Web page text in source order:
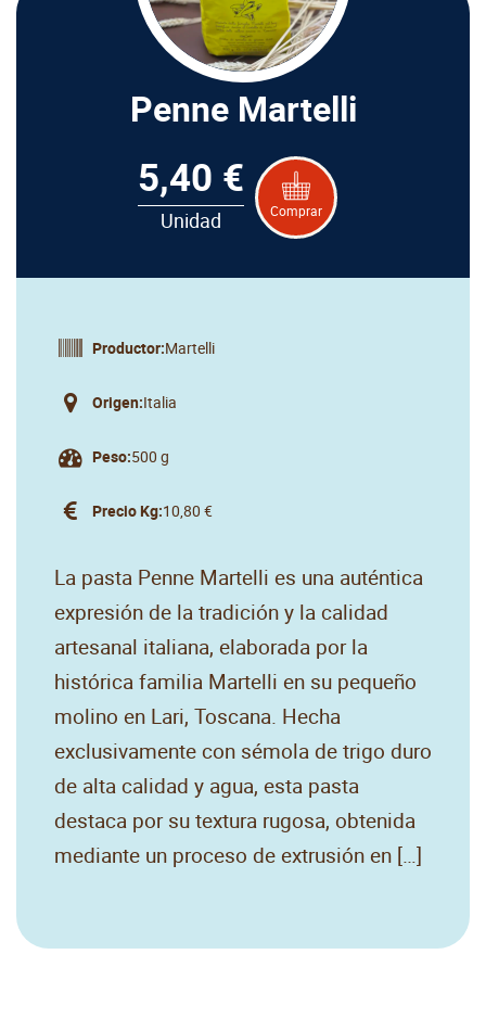
Penne Martelli
5,40 €
Unidad Comprar
Productor:Martelli
Origen:Italia
Peso:500 g
Precio Kg:10,80 €
La pasta Penne Martelli es una auténtica
expresión de la tradición y la calidad
artesanal italiana, elaborada por la
histórica familia Martelli en su pequeño
molino en Lari, Toscana. Hecha
exclusivamente con sémola de trigo duro
de alta calidad y agua, esta pasta
destaca por su textura rugosa, obtenida
mediante un proceso de extrusión en […]